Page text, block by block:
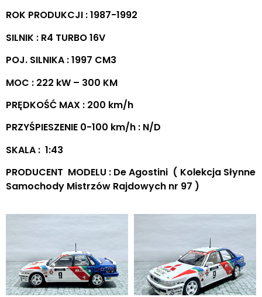
ROK PRODUKCJI : 1987-1992
SILNIK : R4 TURBO 16V
POJ. SILNIKA : 1997 CM3
MOC : 222 kW – 300 KM
PRĘDKOŚĆ MAX : 200 km/h
PRZYŚPIESZENIE 0-100 km/h : N/D
SKALA : 1:43
PRODUCENT MODELU : De Agostini ( Kolekcja Słynne
Samochody Mistrzów Rajdowych nr 97 )